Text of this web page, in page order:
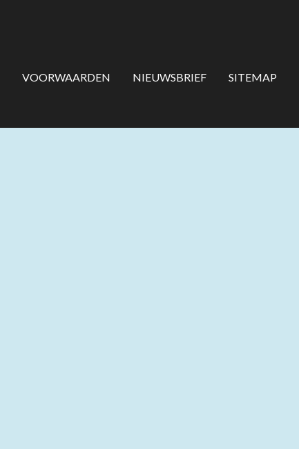
VOORWAARDEN NIEUWSBRIEF SITEMAP